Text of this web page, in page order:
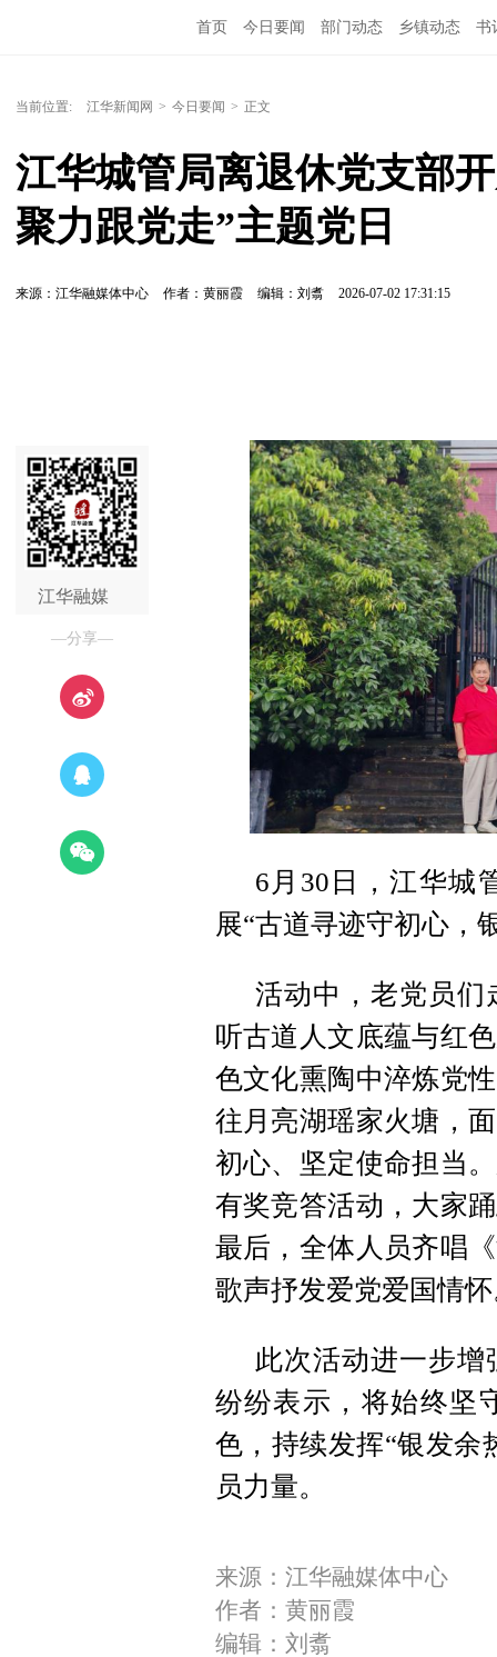
首页 今日要闻 部门动态 乡镇动态 书
当前位置: 江华新闻网 > 今日要闻 > 正文
江华城管局离退休党支部
聚力跟党走”主题党日
来源：江华融媒体中心 作者：黄丽霞 编辑：刘翥 2026-07-02 17:31:15
江华融媒
—分享—
6月30日，江华城
展“古道寻迹守初心，
活动中，老党员们
听古道人文底蕴与红
色文化熏陶中淬炼党
往月亮湖瑶家火塘，
初心、坚定使命担当
有奖竞答活动，大家
最后，全体人员齐唱
歌声抒发爱党爱国情
此次活动进一步
纷纷表示，将始终坚
色，持续发挥“银发余
员力量。
来源：江华融媒体中心
作者：黄丽霞
编辑：刘翥